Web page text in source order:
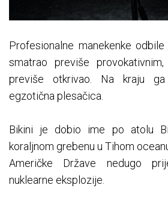
Profesionalne manekenke
smatrao previše
previše otkrivao. Na kraju
egzotična plesačica.
Bikini je dobio ime po atolu
koraljnom grebenu u Tihom
Američke Države nedugo
nuklearne eksplozije.